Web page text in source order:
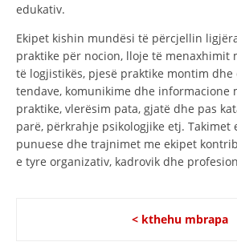
HISTORIA E KRYQIT TË
STRUKTURA E
KONTAKT
ANËTARËSIMI NË STRUKTURAT
LIGJI I KRYQIT TË KUQ
edukativ.
Ekipet kishin mundësi të përcjellin
praktike për nocion, lloje të menaxhimit
të logjistikës, pjesë praktike montim
tendave, komunikime dhe informacione
praktike, vlerësim pata, gjatë dhe pas
parë, përkrahje psikologjike etj. Takimet
punuese dhe trajnimet me ekipet
e tyre organizativ, kadrovik dhe
< kthehu mbrapa